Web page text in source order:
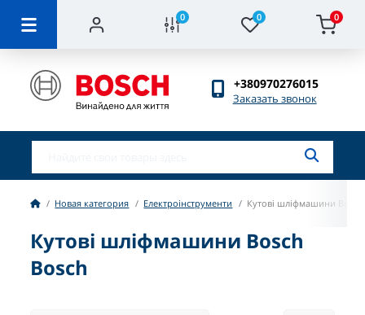
0 0 0
+380970276015
Заказать звонок
Новая категория Електроінструменти Кутові шліфмашини Bosch
Кутові шліфмашини Bosch
Bosch